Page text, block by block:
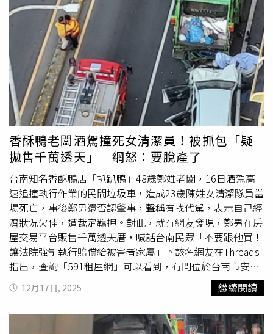
出時身上散發濃烈酒味，言語混亂，甚至否認自己駕車，並
謊稱曾叫代駕。檢方複訊後向法院聲請羈押，並於當晚獲
准。案件曝光後，鄭男遭起底為知名香酥鴨店負責人，店家
Google評論遭大量負評灌入，評分一度跌至1.4顆星，店名
甚至被惡意更改，臉書粉專也緊急關閉。此外，鄭男過往爭
議也再度被翻出。根據判決書，鄭男妻子2018年間與陳姓
業者簽訂加盟合約，2人到對方店內學習煙燻滷味技術，並
經營加盟店，卻於合約期間違約另起爐灶，遭法院認定違反
競業禁止條款，判賠30萬元。雙方結下樑子，2023年在台
南地院門口爆發肢體衝突，鄭男因當眾掌摑加盟主，被依傷
害罪判處拘役55天。《CTWANT》提醒您：喝酒勿開車！飲
酒過量，有害健康，未滿18歲請勿飲酒。
香酥鴨老闆酒駕撞死女清潔員！被抓包「疑
拋售千萬透天」 網怒：要脫產了
台南知名香酥鴨店「扒趴鴨」48歲鄭姓老闆，16日酒駕高
速追撞執行作業的民間垃圾車，造成23歲陳姓女清潔隊員當
場死亡，事後鄭男還否認肇事，聲稱有找代駕，表示自己經
濟狀況欠佳，遭裁定羈押。對此，就有網友發現，鄭男在房
屋交易平台販售千萬透天厝，喊話台南民眾「不要跟他買！
讓法院強制執行賠償給被害者家屬」。該名網友在Threads
指出，查詢「591租屋網」可以看到，有間位於台南市安定
區的透天厝，售價為1180萬元，屋主不僅姓名與鄭男相
符，實際加LINE也顯示為鄭男經營的香酥鴨店「扒趴
鴨」，讓他氣炸直呼，「扒趴鴨老闆準備賣房子了，拜託台
南人不要跟他買！讓法院強制執行賠償給被害者家屬」、
12月17日, 2025 繼續閱讀